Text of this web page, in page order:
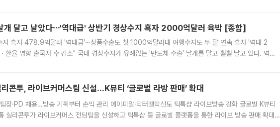
개 달고 날았다⋯'역대급' 상반기 경상수지 흑자 2000억달러 육박 [종합]
지 흑자 478.9억달러 '역대급'⋯상품수출도 첫 1000억달러대 여행수지도 두 달 연속 흑자 '역대 2
환율 영향 출국자 수 감소" 국내 경상수지가 유례없는 '반도체 수출' 날개를 달고 훨훨 날고 있다. 역대
콘투, 라이브커머스팀 신설…K뷰티 ‘글로벌 라방 판매’ 확대
장·PD 채용…방송 기획부터 손익 관리 에이피알·닥터멜락신도 틱톡샵 라이브방송 강화 글로벌 K뷰티
실리콘투가 라이브커머스 전담팀을 신설하고 틱톡샵 등 글로벌 플랫폼을 통한 라이브 방송 판매 확대에